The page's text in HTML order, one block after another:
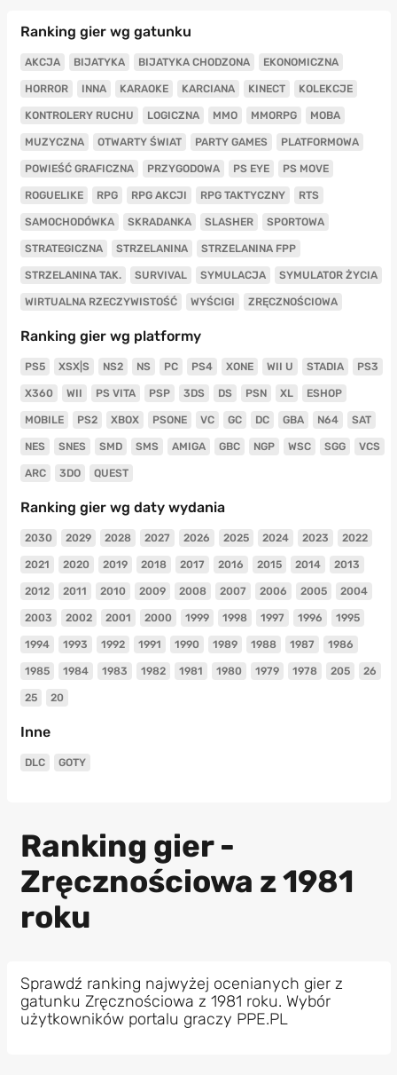
Ranking gier wg gatunku
AKCJA BIJATYKA BIJATYKA CHODZONA EKONOMICZNA
HORROR INNA KARAOKE KARCIANA KINECT KOLEKCJE
KONTROLERY RUCHU LOGICZNA MMO MMORPG MOBA
MUZYCZNA OTWARTY ŚWIAT PARTY GAMES PLATFORMOWA
POWIEŚĆ GRAFICZNA PRZYGODOWA PS EYE PS MOVE
ROGUELIKE RPG RPG AKCJI RPG TAKTYCZNY RTS
SAMOCHODÓWKA SKRADANKA SLASHER SPORTOWA
STRATEGICZNA STRZELANINA STRZELANINA FPP
STRZELANINA TAK. SURVIVAL SYMULACJA SYMULATOR ŻYCIA
WIRTUALNA RZECZYWISTOŚĆ WYŚCIGI ZRĘCZNOŚCIOWA
Ranking gier wg platformy
PS5 XSX|S NS2 NS PC PS4 XONE WII U STADIA PS3
X360 WII PS VITA PSP 3DS DS PSN XL ESHOP
MOBILE PS2 XBOX PSONE VC GC DC GBA N64 SAT
NES SNES SMD SMS AMIGA GBC NGP WSC SGG VCS
ARC 3DO QUEST
Ranking gier wg daty wydania
2030 2029 2028 2027 2026 2025 2024 2023 2022
2021 2020 2019 2018 2017 2016 2015 2014 2013
2012 2011 2010 2009 2008 2007 2006 2005 2004
2003 2002 2001 2000 1999 1998 1997 1996 1995
1994 1993 1992 1991 1990 1989 1988 1987 1986
1985 1984 1983 1982 1981 1980 1979 1978 205 26
25 20
Inne
DLC GOTY
Ranking gier -
Zręcznościowa z 1981
roku
Sprawdź ranking najwyżej ocenianych gier z
gatunku Zręcznościowa z 1981 roku. Wybór
użytkowników portalu graczy PPE.PL